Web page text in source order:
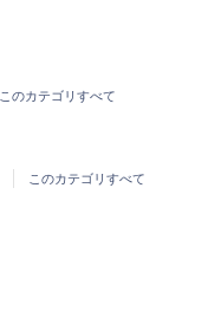
このカテゴリすべて
このカテゴリすべて